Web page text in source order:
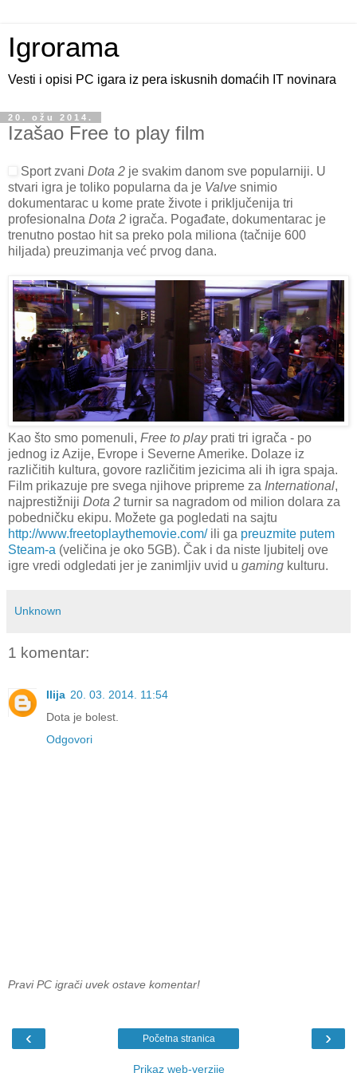
Igrorama
Vesti i opisi PC igara iz pera iskusnih domaćih IT novinara
20. ožu 2014.
Izašao Free to play film
Sport zvani Dota 2 je svakim danom sve popularniji. U
stvari igra je toliko popularna da je Valve snimio
dokumentarac u kome prate živote i priključenija tri
profesionalna Dota 2 igrača. Pogađate, dokumentarac je
trenutno postao hit sa preko pola miliona (tačnije 600
hiljada) preuzimanja već prvog dana.
Kao što smo pomenuli, Free to playprati tri igrača - po
jednog iz Azije, Evrope i Severne Amerike. Dolaze iz
različitih kultura, govore različitim jezicima ali ih igra spaja.
Film prikazuje pre svega njihove pripreme za International,
najprestižniji Dota 2 turnir sa nagradom od milion dolara za
pobedničku ekipu. Možete ga pogledati na sajtu
http://www.freetoplaythemovie.com/ili ga preuzmite putem
Steam-a (veličina je oko 5GB). Čak i da niste ljubitelj ove
igre vredi odgledati jer je zanimljiv uvid u gaming kulturu.
Unknown
1 komentar:
Ilija 20. 03. 2014. 11:54
Dota je bolest.
Odgovori
Pravi PC igrači uvek ostave komentar!
‹ ›
Početna stranica
Prikaz web-verzije